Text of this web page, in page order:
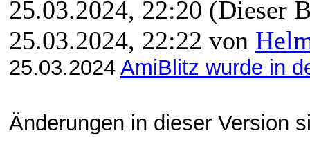
25.03.2024, 22:20 (Dieser
25.03.2024, 22:22 von
25.03.2024 AmiBlitz wurde in
Änderungen in dieser Version